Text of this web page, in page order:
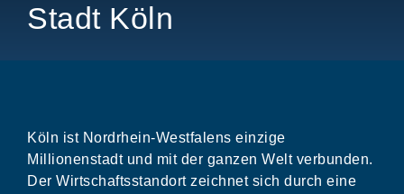
Stadt Köln
Köln ist Nordrhein-Westfalens einzige
Millionenstadt und mit der ganzen Welt verbunden.
Der Wirtschaftsstandort zeichnet sich durch eine